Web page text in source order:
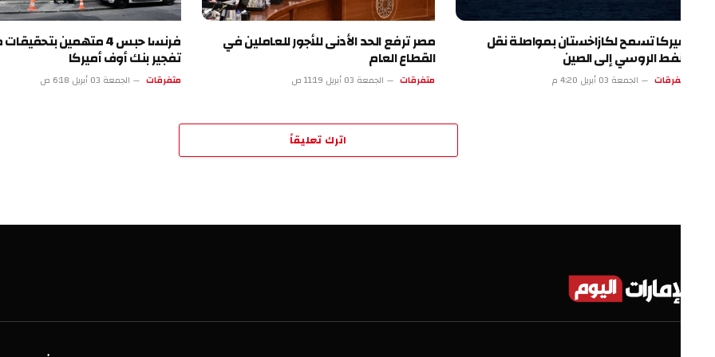
تسمح لكازاخستان بمواصلة نقل
الروسي إلى الصين
الجمعة 03 أبريل 4:20 م
مصر ترفع الحد الأدنى للأجور للعاملين في
القطاع العام
الجمعة 03 أبريل 11:19 ص
فرنسا حبس 4 متهمين بتحقيقات
تفجير بنك أوف أميركا
متفرقات الجمعة 03 أبريل 6:18 ص
اترك تعليقاً